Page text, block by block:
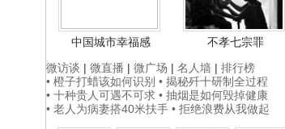
中国城市幸福感
不孝七宗罪
微访谈 | 微直播 | 微广场 | 名人墙 | 排行榜
• 橙子打蜡该如何识别 • 揭秘歼十研制全过程
• 十种贵人可遇不可求 • 抽烟是如何毁掉健康
• 老人为病妻搭40米扶手 • 拒绝浪费从我做起